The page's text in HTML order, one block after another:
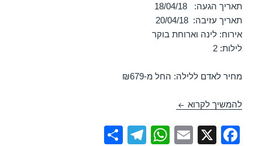
תאריך הגעה: 18/04/18
תאריך עזיבה: 20/04/18
אירוח: לינה וארוחת בוקר
לילות: 2
מחיר לאדם ללילה: החל מ-₪679
להמשיך לקרוא חופשה במלון מלכת שבא אילת – אילת 18/04/2018
F
X
E
W
T